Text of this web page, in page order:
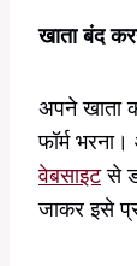
खाता बंद
अपने खाता
फॉर्म
वेबसाइटसे
जाकर इसे